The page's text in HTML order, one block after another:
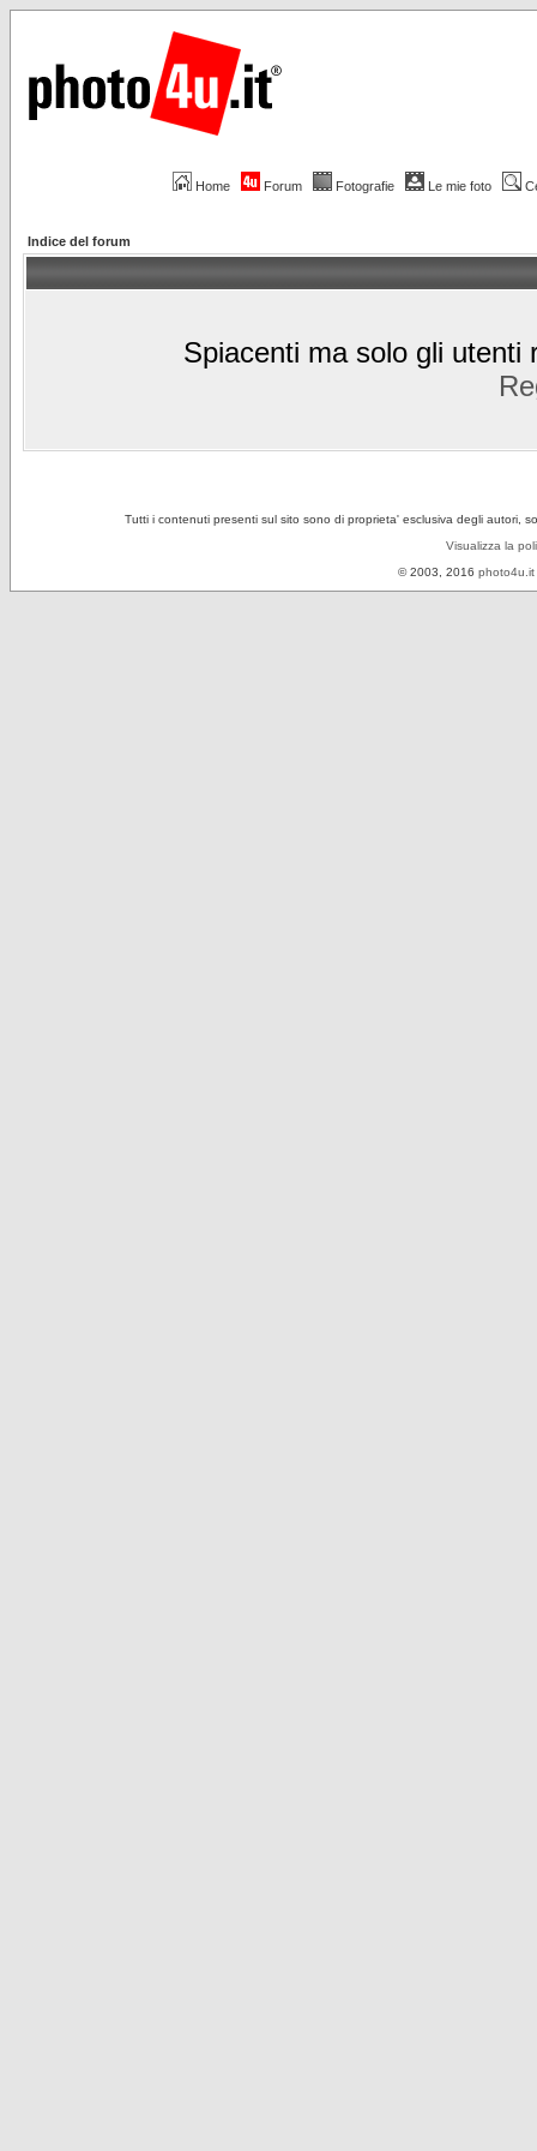
Home Forum Fotografie Le mie foto
Indice del forum
Spiacenti ma solo gli utenti
Tutti i contenuti presenti sul sito sono di proprieta' esclusiva degli autori,
Visualizza la
© 2003, 2016 photo4u.it